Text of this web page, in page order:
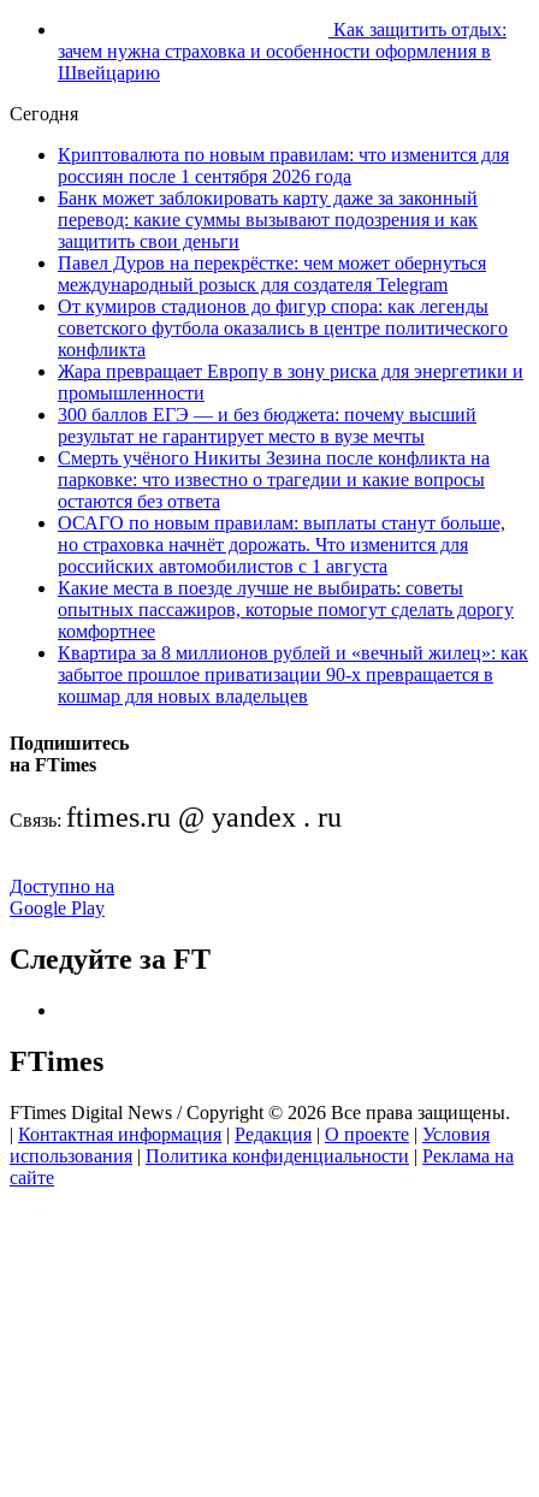
Как защитить отдых:
зачем нужна страховка и особенности оформления в
Швейцарию
Сегодня
Криптовалюта по новым правилам: что изменится для
россиян после 1 сентября 2026 года
Банк может заблокировать карту даже за законный
перевод: какие суммы вызывают подозрения и как
защитить свои деньги
Павел Дуров на перекрёстке: чем может обернуться
международный розыск для создателя Telegram
От кумиров стадионов до фигур спора: как легенды
советского футбола оказались в центре политического
конфликта
Жара превращает Европу в зону риска для энергетики и
промышленности
300 баллов ЕГЭ — и без бюджета: почему высший
результат не гарантирует место в вузе мечты
Смерть учёного Никиты Зезина после конфликта на
парковке: что известно о трагедии и какие вопросы
остаются без ответа
ОСАГО по новым правилам: выплаты станут больше,
но страховка начнёт дорожать. Что изменится для
российских автомобилистов с 1 августа
Какие места в поезде лучше не выбирать: советы
опытных пассажиров, которые помогут сделать дорогу
комфортнее
Квартира за 8 миллионов рублей и «вечный жилец»: как
забытое прошлое приватизации 90-х превращается в
кошмар для новых владельцев
Подпишитесь
на FTimes
Связь: ftimes.ru @ yandex . ru
Доступно на
Google Play
Следуйте за FT
FTimes
FTimes Digital News / Copyright © 2026 Все права защищены.
| Контактная информация | Редакция | О проекте | Условия
использования | Политика конфиденциальности | Реклама на
сайте